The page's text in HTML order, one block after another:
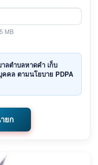
MB
าลตำบลหาดคำ เก็บ
คคล ตามนโยบาย PDPA
ยก